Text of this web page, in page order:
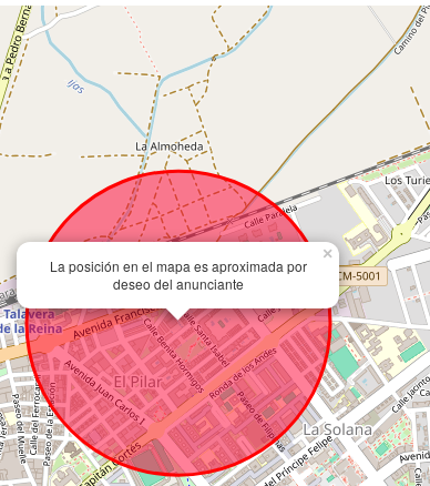
La posición en el mapa es aproximada por
deseo del anunciante
×